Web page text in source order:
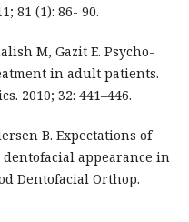
81 (1): 86- 90.
M, Gazit E. Psycho-
in adult patients.
2010; 32: 441–446.
B. Expectations of
appearance in
Dentofacial Orthop.